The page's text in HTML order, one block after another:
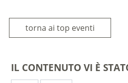
torna ai top eventi
IL CONTENUTO VI È